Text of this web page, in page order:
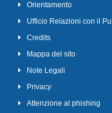
Orientamento
Ufficio Relazioni con il
Credits
Mappa del sito
Note Legali
Privacy
Attenzione al phishing